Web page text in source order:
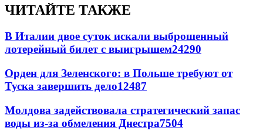
ЧИТАЙТЕ ТАКЖЕ
В Италии двое суток искали выброшенный
лотерейный билет с выигрышем24290
Орден для Зеленского: в Польше требуют от
Туска завершить дело12487
Молдова задействовала стратегический запас
воды из-за обмеления Днестра7504